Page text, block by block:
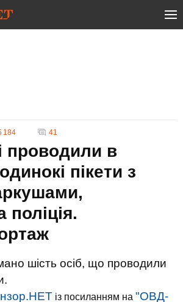
184 41
проводили в
пікети з
поліція.
шість осіб, що проводили
із посиланням на "ОВД-